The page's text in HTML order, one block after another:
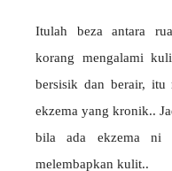
Itulah beza antara
korang mengalami
bersisik dan berair, itu
ekzema yang kronik..
bila ada ekzema ni
melembapkan kulit..